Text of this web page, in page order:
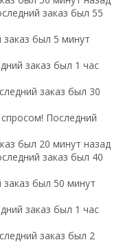
заказ был 55
был 5 минут
заказ был 1 час
заказ был 30
Последний
был 20 минут назад
заказ был 40
был 50 минут
заказ был 1 час
заказ был 2